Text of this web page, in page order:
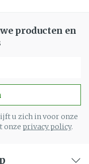
producten en
u zich in voor onze
onze privacy policy.